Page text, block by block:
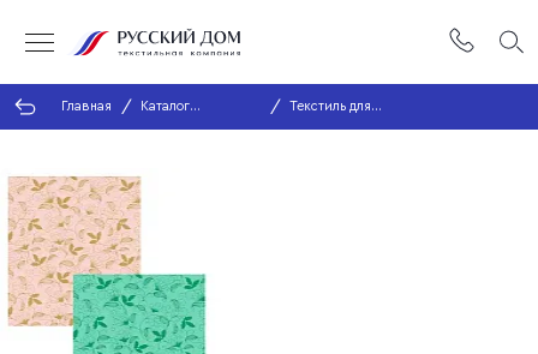
Главная
Каталог
продукции
Текстиль для
кухни